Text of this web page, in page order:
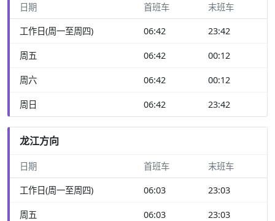
日期 首班车 末班车
工作日(周一至周四) 06:42 23:42
周五 06:42 00:12
周六 06:42 00:12
周日 06:42 23:42
龙江方向
日期 首班车 末班车
工作日(周一至周四) 06:03 23:03
周五 06:03 23:03